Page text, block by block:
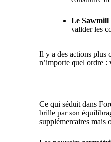
Le Sawmill
valider les
Il y a des actions plus
n’importe quel ordre :
Ce qui séduit dans
brille par son
supplémentaires mais